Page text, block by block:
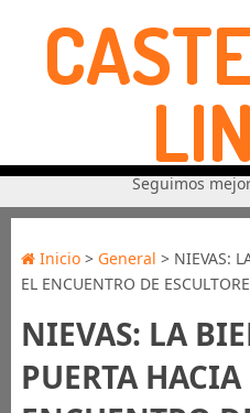
Seguimos
Inicio> General > NIEVAS:
EL ENCUENTRO DE
NIEVAS: LA
PUERTA HACIA